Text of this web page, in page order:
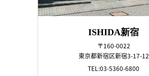
ISHIDA新宿
〒160-0022
東京都新宿区新宿3-17-12
TEL:03-5360-6800